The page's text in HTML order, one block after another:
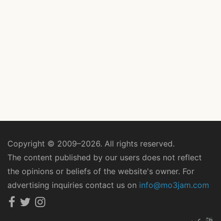
Copyright © 2009–2026. All rights reserved.
The content published by our users does not reflect
the opinions or beliefs of the website's owner. For
advertising inquiries contact us on info@mo3jam.com